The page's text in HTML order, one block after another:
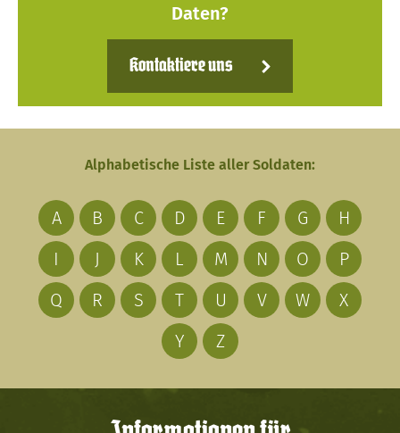
Daten?
Kontaktiere uns
Alphabetische Liste aller Soldaten:
A B C D E F G
H
I
J K L M N O
P
Q
R S T U V W
X
Y
Z